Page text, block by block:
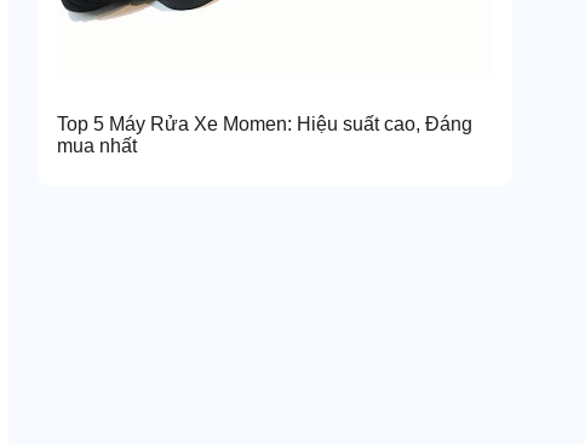
Top 5 Máy Rửa Xe Momen: Hiệu suất cao, Đáng
mua nhất